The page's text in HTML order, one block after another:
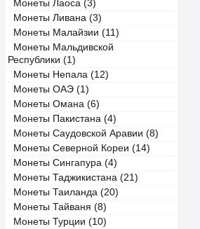
Монеты Лаоса (3)
Монеты Ливана (3)
Монеты Малайзии (11)
Монеты Мальдивской
Республики (1)
Монеты Непала (12)
Монеты ОАЭ (1)
Монеты Омана (6)
Монеты Пакистана (4)
Монеты Саудовской Аравии (8)
Монеты Северной Кореи (14)
Монеты Сингапура (4)
Монеты Таджикистана (21)
Монеты Таиланда (20)
Монеты Тайваня (8)
Монеты Турции (10)